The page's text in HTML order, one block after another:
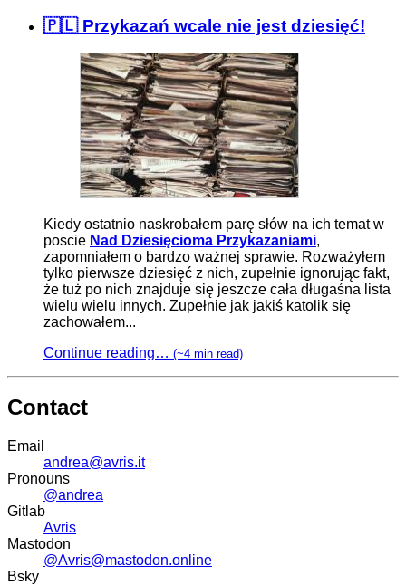
🇵🇱 Przykazań wcale nie jest dziesięć!
Kiedy ostatnio naskrobałem parę słów na ich temat w
poscie Nad Dziesięcioma Przykazaniami,
zapomniałem o bardzo ważnej sprawie. Rozważyłem
tylko pierwsze dziesięć z nich, zupełnie ignorując fakt,
że tuż po nich znajduje się jeszcze cała długaśna lista
wielu wielu innych. Zupełnie jak jakiś katolik się
zachowałem...
Continue reading… (~4 min read)
Contact
Email
andrea@avris.it
Pronouns
@andrea
Gitlab
Avris
Mastodon
@Avris@mastodon.online
Bsky